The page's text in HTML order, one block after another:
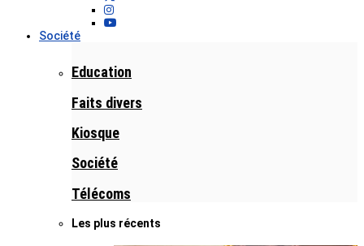
Société
Education
Faits divers
Kiosque
Société
Télécoms
Les plus récents